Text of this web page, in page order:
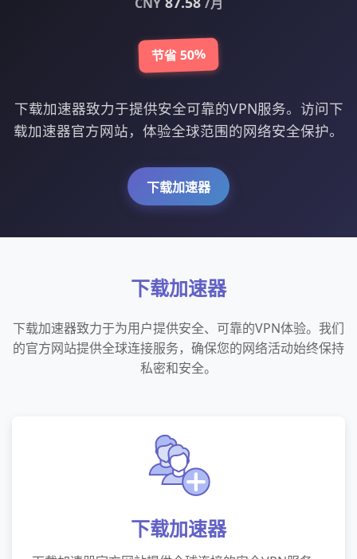
节省 50%
下载加速器致力于提供安全可靠的VPN服务。访问下
载加速器官方网站，体验全球范围的网络安全保护。
下载加速器
下载加速器
下载加速器致力于为用户提供安全、可靠的VPN体验。我们
的官方网站提供全球连接服务，确保您的网络活动始终保持
私密和安全。
下载加速器